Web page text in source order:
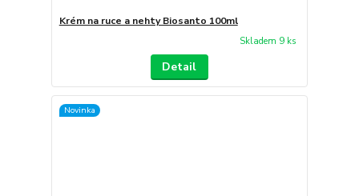
Krém na ruce a nehty Biosanto 100ml
Skladem 9 ks
Detail
Novinka